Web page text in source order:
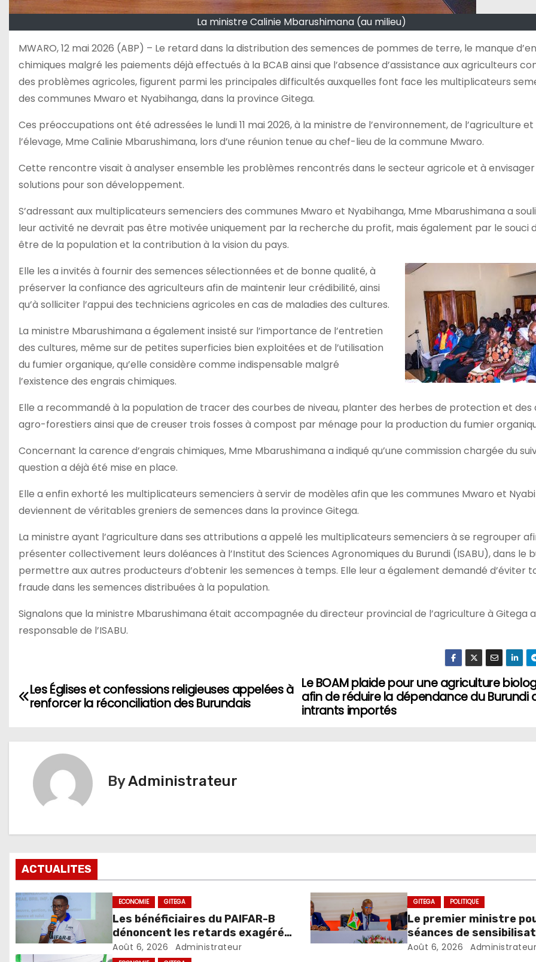
La ministre Calinie Mbarushimana (au milieu)
MWARO, 12 mai 2026 (ABP) – Le retard dans la distribution des semences de pommes de terre, le manque
chimiques malgré les paiements déjà effectués à la BCAB ainsi que l’absence d’assistance aux agriculteurs
des problèmes agricoles, figurent parmi les principales difficultés auxquelles font face les multiplicateurs
des communes Mwaro et Nyabihanga, dans la province Gitega.
Ces préoccupations ont été adressées le lundi 11 mai 2026, à la ministre de l’environnement, de l’agriculture et
l’élevage, Mme Calinie Mbarushimana, lors d’une réunion tenue au chef-lieu de la commune Mwaro.
Cette rencontre visait à analyser ensemble les problèmes rencontrés dans le secteur agricole et à envisager
solutions pour son développement.
S’adressant aux multiplicateurs semenciers des communes Mwaro et Nyabihanga, Mme Mbarushimana a
leur activité ne devrait pas être motivée uniquement par la recherche du profit, mais également par le souci
être de la population et la contribution à la vision du pays.
Elle les a invités à fournir des semences sélectionnées et de bonne qualité, à
préserver la confiance des agriculteurs afin de maintenir leur crédibilité, ainsi
qu’à solliciter l’appui des techniciens agricoles en cas de maladies des cultures.
La ministre Mbarushimana a également insisté sur l’importance de l’entretien
des cultures, même sur de petites superficies bien exploitées et de l’utilisation
du fumier organique, qu’elle considère comme indispensable malgré
l’existence des engrais chimiques.
Elle a recommandé à la population de tracer des courbes de niveau, planter des herbes de protection et des
agro-forestiers ainsi que de creuser trois fosses à compost par ménage pour la production du fumier
Concernant la carence d’engrais chimiques, Mme Mbarushimana a indiqué qu’une commission chargée du
question a déjà été mise en place.
Elle a enfin exhorté les multiplicateurs semenciers à servir de modèles afin que les communes Mwaro et
deviennent de véritables greniers de semences dans la province Gitega.
La ministre ayant l’agriculture dans ses attributions a appelé les multiplicateurs semenciers à se regrouper
présenter collectivement leurs doléances à l’Institut des Sciences Agronomiques du Burundi (ISABU), dans le
permettre aux autres producteurs d’obtenir les semences à temps. Elle leur a également demandé d’éviter
fraude dans les semences distribuées à la population.
Signalons que la ministre Mbarushimana était accompagnée du directeur provincial de l’agriculture à Gitega
responsable de l’ISABU.
Navigation
de
l’article
Le BOAM plaide pour une agriculture
afin de réduire la dépendance du Burundi
intrants importés
Les Églises et confessions religieuses appelées à
renforcer la réconciliation des Burundais
ByAdministrateur
ACTUALITES
ECONOMIE GITEGA
Les bénéficiaires du PAIFAR-B
dénoncent les retards exagérés
dans l’octroi des crédits
Août 6, 2026 Administrateur
GITEGA POLITIQUE
Le premier ministre
séances de
l’ouverture des crédits
Août 6, 2026 Administrateur